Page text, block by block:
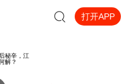
打开APP